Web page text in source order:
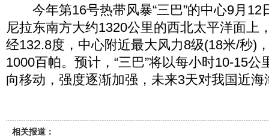
今年第16号热带风暴“三巴”的中心9月12
尼拉东南方大约1320公里的西北太平洋面上
经132.8度，中心附近最大风力8级(18米/秒)
1000百帕。预计，“三巴”将以每小时10-15
向移动，强度逐渐加强，未来3天对我国近海
相关报道：